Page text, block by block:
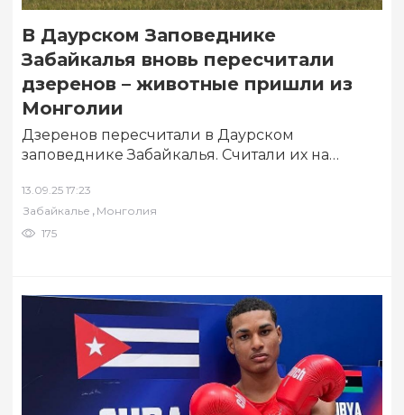
В Даурском Заповеднике
Забайкалья вновь пересчитали
дзеренов – животные пришли из
Монголии
Дзеренов пересчитали в Даурском
заповеднике Забайкалья. Считали их на
— заказнике «Долина дзерена», самом
заповеднике и…
13.09.25 17:23
Забайкалье , Монголия
175